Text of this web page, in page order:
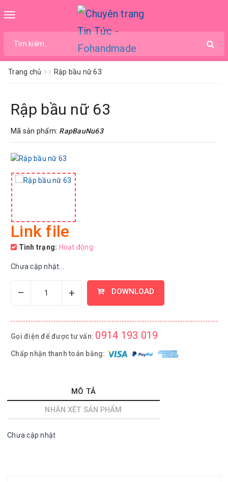
Toggle
Trang chủ Rập bầu nữ 63
Rập bầu nữ 63
Mã sản phẩm: RapBauNu63
Link file
Tình trạng: Hoạt động
Chưa cập nhật...
– + DOWNLOAD
Gọi điện để được tư vấn: 0914 193 019
Chấp nhận thanh toán bằng:
MÔ TẢ
NHẬN XÉT SẢN PHẨM
Chưa cập nhật